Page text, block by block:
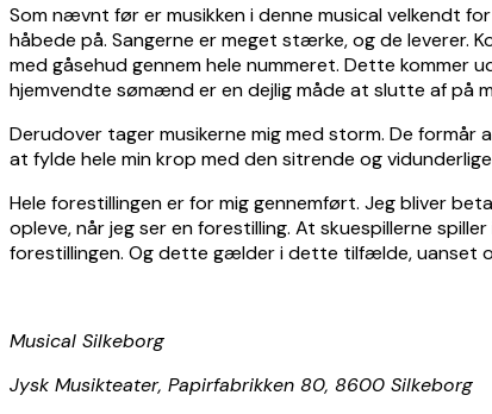
Som nævnt før er musikken i denne musical velkendt
håbede på. Sangerne er meget stærke, og de leverer.
med gåsehud gennem hele nummeret. Dette kommer
hjemvendte sømænd er en dejlig måde at slutte af på
Derudover tager musikerne mig med storm. De
at fylde hele min krop med den sitrende og vidunderlige
Hele forestillingen er for mig gennemført. Jeg bliver
opleve, når jeg ser en forestilling. At skuespillerne
forestillingen. Og dette gælder i dette tilfælde, uanset
Musical Silkeborg
Jysk Musikteater, Papirfabrikken 80, 8600 Silkeborg